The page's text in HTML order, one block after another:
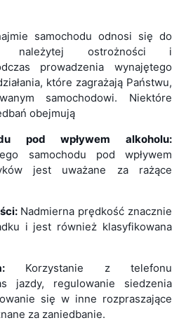
samochodu odnosi się do
należytej ostrożności i
prowadzenia wynajętego
które zagrażają Państwu,
samochodowi. Niektóre
obejmują
pod wpływem alkoholu:
samochodu pod wpływem
jest uważane za rażące
Nadmierna prędkość znacznie
i jest również klasyfikowana
Korzystanie z telefonu
jazdy, regulowanie siedzenia
się w inne rozpraszające
za zaniedbanie.